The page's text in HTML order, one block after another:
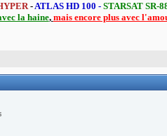
-ATLAS HD 100 - STARSAT SR-
la haine, mais encore plus avec